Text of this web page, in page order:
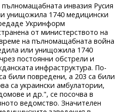
инвазия Русия
унищожила 1740 медицински
Укринформ
от министерството на
на пълномащабната война
или унищожила 1740
постоянни обстрели и
инфраструктура. По-
били повредени, а 203 са били
са украински амбулатории,
и др.", се посочва в
ведомство. Значителен